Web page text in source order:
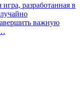
разработанная в
важную